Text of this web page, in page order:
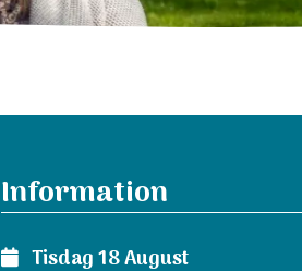
Information
Tisdag 18 August